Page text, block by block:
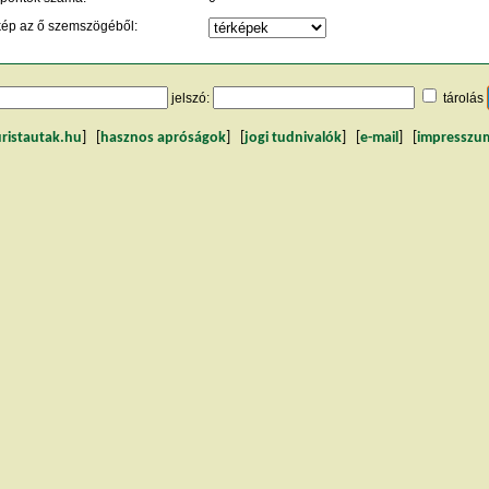
az ő szemszögéből:
jelszó: tárolás
hasznos apróságok jogi tudnivalók e-mail